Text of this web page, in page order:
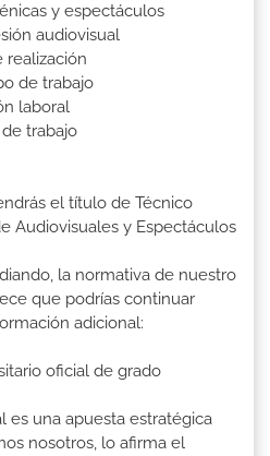
y espectáculos
audiovisual
de trabajo
laboral
trabajo
el título de Técnico
Audiovisuales y Espectáculos
la normativa de nuestro
que podrías continuar
adicional:
oficial de grado
es una apuesta estratégica
nosotros, lo afirma el